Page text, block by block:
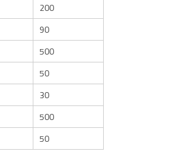
200
90
500
50
30
500
50